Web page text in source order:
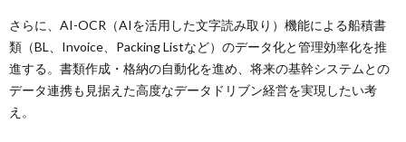
さらに、AI-OCR（AIを活用した文字読み取り）機能による船積書
類（BL、Invoice、Packing Listなど）のデータ化と管理効率化を推
進する。書類作成・格納の自動化を進め、将来の基幹システムとの
データ連携も見据えた高度なデータドリブン経営を実現したい考
え。